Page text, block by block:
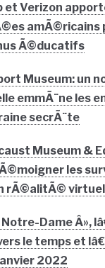
et Verizon
amÃ©ricains
Ã©ducatifs
Museum: un
emmÃ¨ne les
secrÃ¨te
Museum &
les
rÃ©alitÃ©
Dame Â»,
le temps et
2022